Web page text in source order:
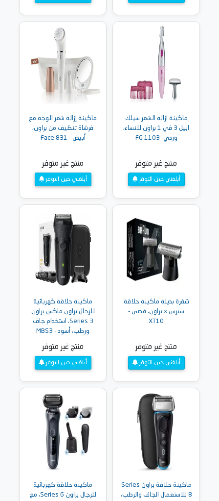
ماكينة ازالة الشعر سيلك
ابيل 3 في 1 براون للنساء،
وردي- FG 1103
منتج غير متوفر
أبلغني حين التوفر
ماكينة إزالة شعر الوجه مع
فرشاة تنظيف من براون،
أبيض - Face 831
منتج غير متوفر
أبلغني حين التوفر
شفرة بديلة ماكينة حلاقة
سيرس x براون، فضي -
XT10
منتج غير متوفر
أبلغني حين التوفر
ماكينة حلاقة كهربائية
للرجال براون ماكس براون
Series 3، استخدام جاف
ورطب، أسود - MBS3
منتج غير متوفر
أبلغني حين التوفر
ماكينة حلاقة براون Series
8 للاستعمال الجاف والرطب،
ماكينة حلاقة كهربائية
للرجال براون Series 6، مع